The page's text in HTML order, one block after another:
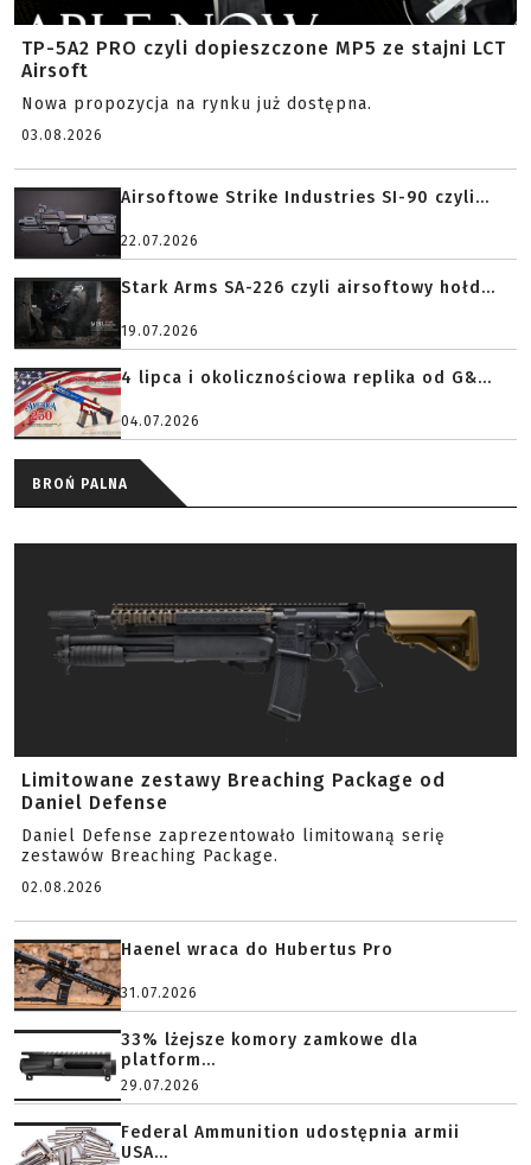
TP-5A2 PRO czyli dopieszczone MP5 ze stajni LCT
Airsoft
Nowa propozycja na rynku już dostępna.
03.08.2026
Airsoftowe Strike Industries SI-90 czyli...
22.07.2026
Stark Arms SA-226 czyli airsoftowy hołd...
19.07.2026
4 lipca i okolicznościowa replika od G&...
04.07.2026
BROŃ PALNA
Limitowane zestawy Breaching Package od
Daniel Defense
Daniel Defense zaprezentowało limitowaną serię
zestawów Breaching Package.
02.08.2026
Haenel wraca do Hubertus Pro
31.07.2026
33% lżejsze komory zamkowe dla
platform...
29.07.2026
Federal Ammunition udostępnia armii
USA...